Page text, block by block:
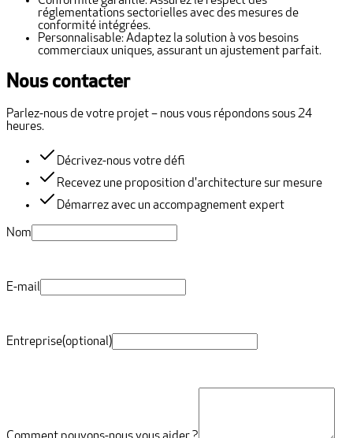
réglementations sectorielles avec des mesures de
conformité intégrées.
Personnalisable: Adaptez la solution à vos besoins
commerciaux uniques, assurant un ajustement parfait.
Nous contacter
Parlez-nous de votre projet – nous vous répondons sous 24
heures.
Décrivez-nous votre défi
Recevez une proposition d'architecture sur mesure
Démarrez avec un accompagnement expert
Nom
E-mail
Entreprise(optional)